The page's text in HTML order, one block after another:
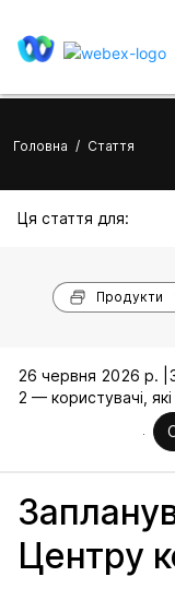
Головна / Стаття
Ця стаття для:
Продукти
26 червня 2026 р. |
2 — користувачі,
Центру